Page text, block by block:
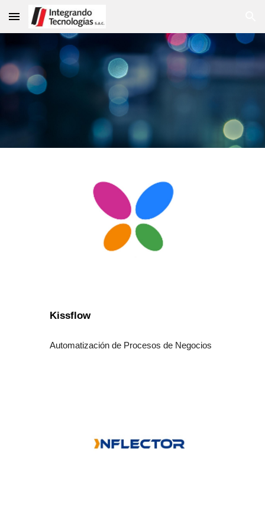
Skip to main content
Kissflow
Automatización de Procesos de Negocios